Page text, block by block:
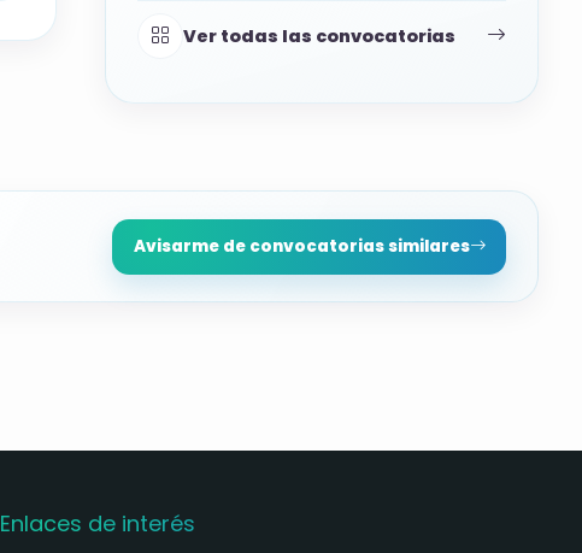
Ver todas las convocatorias
Avisarme de convocatorias similares
Enlaces de interés